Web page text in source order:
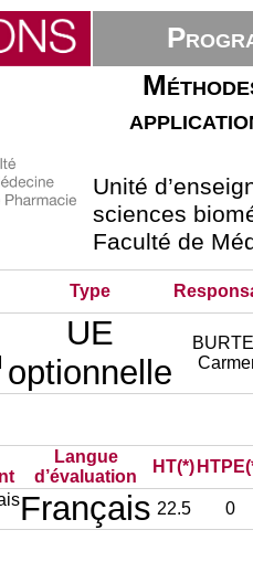
Unité
sciences
Faculté de
Type
UE
optionnelle
Langue
d’évaluation
HT(*)
Français 22.5 0